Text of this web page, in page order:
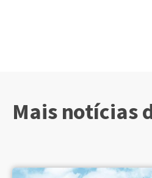
Mais notícias